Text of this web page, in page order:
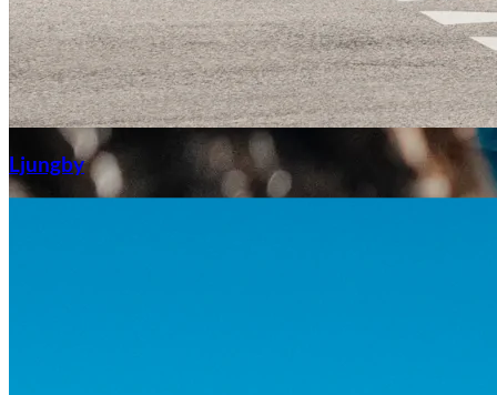
Aixiam
Ljungby